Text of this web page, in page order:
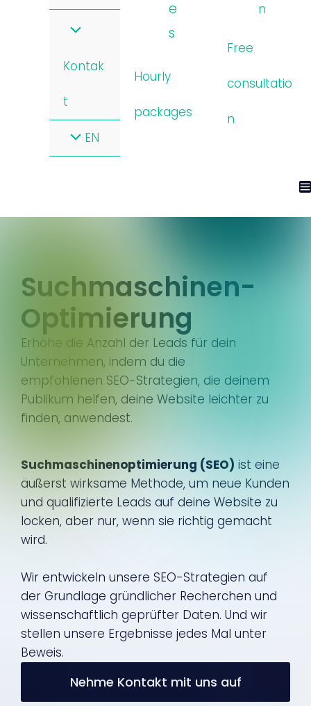
Kontak
t
EN
e
s
Hourly
packages
n
Free
consultatio
n
Suchmaschinen-
Optimierung
Erhöhe die Anzahl der Leads für dein
Unternehmen, indem du die
empfohlenen SEO-Strategien, die deinem
Publikum helfen, deine Website leichter zu
finden, anwendest.
Suchmaschinenoptimierung (SEO) ist eine
äußerst wirksame Methode, um neue Kunden
und qualifizierte Leads auf deine Website zu
locken, aber nur, wenn sie richtig gemacht
wird.
Wir entwickeln unsere SEO-Strategien auf
der Grundlage gründlicher Recherchen und
wissenschaftlich geprüfter Daten. Und wir
stellen unsere Ergebnisse jedes Mal unter
Beweis.
Nehme Kontakt mit uns auf